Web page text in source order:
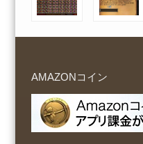
AMAZONコイン